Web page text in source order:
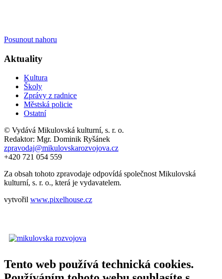
Posunout nahoru
Aktuality
Kultura
Školy
Zprávy z radnice
Městská policie
Ostatní
© Vydává Mikulovská kulturní, s. r. o.
Redaktor: Mgr. Dominik Ryšánek
zpravodaj@mikulovskarozvojova.cz
+420 721 054 559
Za obsah tohoto zpravodaje odpovídá společnost Mikulovská
kulturní, s. r. o., která je vydavatelem.
vytvořil www.pixelhouse.cz
Tento web používá technická cookies.